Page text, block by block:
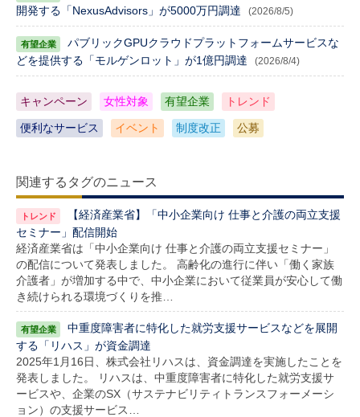
開発する「NexusAdvisors」が5000万円調達
(2026/8/5)
パブリックGPUクラウドプラットフォームサービスな
どを提供する「モルゲンロット」が1億円調達
(2026/8/4)
キャンペーン 女性対象 有望企業 トレンド
便利なサービス イベント 制度改正 公募
関連するタグのニュース
【経済産業省】「中小企業向け 仕事と介護の両立支援
セミナー」配信開始
経済産業省は「中小企業向け 仕事と介護の両立支援セミナー」
の配信について発表しました。 高齢化の進行に伴い「働く家族
介護者」が増加する中で、中小企業において従業員が安心して働
き続けられる環境づくりを推…
中重度障害者に特化した就労支援サービスなどを展開
する「リハス」が資金調達
2025年1月16日、株式会社リハスは、資金調達を実施したことを
発表しました。 リハスは、中重度障害者に特化した就労支援サ
ービスや、企業のSX（サステナビリティトランスフォーメーシ
ョン）の支援サービス…